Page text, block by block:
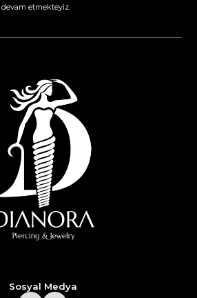
devam etmekteyiz.​
Sosyal Medya